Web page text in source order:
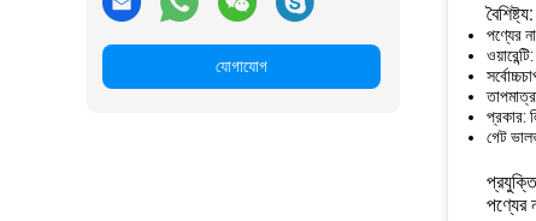
যোগাযোগ
বৈশিষ্ট্য:
পণ্যের
প্রকার:
গেট
পণ্যের